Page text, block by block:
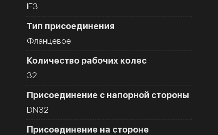
IE3
Тип присоединения
Фланцевое
Количество рабочих колес
32
Присоединение с напорной стороны
DN32
Присоединение на стороне